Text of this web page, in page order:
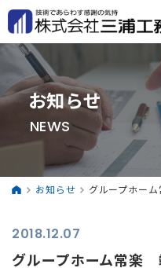
お知らせ
NEWS
お知らせ グループホー
2018.12.07
グループホーム常楽